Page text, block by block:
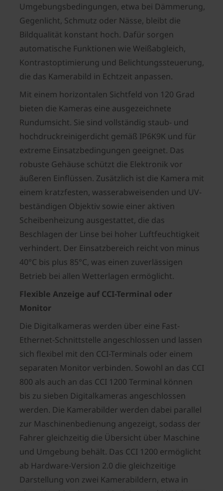
Umgebungsbedingungen, etwa bei Dämmerung,
Gegenlicht, Schmutz oder Nässe, bleibt die
Bildqualität konstant hoch. Dafür sorgen
automatische Funktionen wie Weißabgleich,
Kontrastoptimierung und Belichtungssteuerung,
die das Kamerabild in Echtzeit anpassen.
Mit einem horizontalen Sichtfeld von 120 Grad
bieten die Kameras eine ausgezeichnete
Rundumsicht. Sie sind vollständig staub- und
hochdruckreinigerdicht gemäß IP6K9K und für
extreme Einsatzbedingungen geeignet. Das
robuste Gehäuse schützt die Elektronik vor
äußeren Einflüssen. Zusätzlich ist die Kamera mit
einem kratzfesten, wasserabweisenden und UV-
beständigen Objektiv sowie einer aktiven
Scheibenheizung ausgestattet, die das
Beschlagen der Linse bei hoher Luftfeuchtigkeit
verhindert. Der Einsatzbereich reicht von minus
40°C bis plus 85°C, was einen zuverlässigen
Betrieb bei allen Wetterlagen ermöglicht.
Flexible Anzeige auf CCI-Terminal oder
Monitor
Die Digitalkameras werden über eine Fast-
Ethernet-Schnittstelle angeschlossen und lassen
sich flexibel mit den CCI-Terminals oder einem
separaten Monitor verbinden. Sowohl an das CCI
800 als auch an das CCI 1200 Terminal können
bis zu sieben Digitalkameras angeschlossen
werden. Die Kamerabilder werden dabei parallel
zur Maschinenbedienung angezeigt, sodass der
Fahrer gleichzeitig die Übersicht über Maschine
und Umgebung behält. Das CCI 1200 ermöglicht
ab Hardware-Version 2.0 die gleichzeitige
Darstellung von zwei Kamerabildern, etwa in